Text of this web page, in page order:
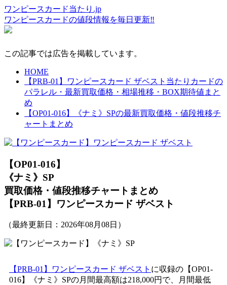
ワンピースカード当たり.jp
ワンピースカードの値段情報を毎日更新‼
この記事では広告を掲載しています。
HOME
【PRB-01】ワンピースカード ザベスト当たりカードの
パラレル・最新買取価格・相場推移・BOX期待値まと
め
【OP01-016】《ナミ》SPの最新買取価格・値段推移チ
ャートまとめ
【OP01-016】
《ナミ》SP
買取価格・値段推移チャートまとめ
【PRB-01】ワンピースカード ザベスト
（最終更新日： 2026年08月08日 ）
【PRB-01】ワンピースカード ザベスト に収録の【OP01-
016】《ナミ》SPの月間最高額は218,000円で、月間最低